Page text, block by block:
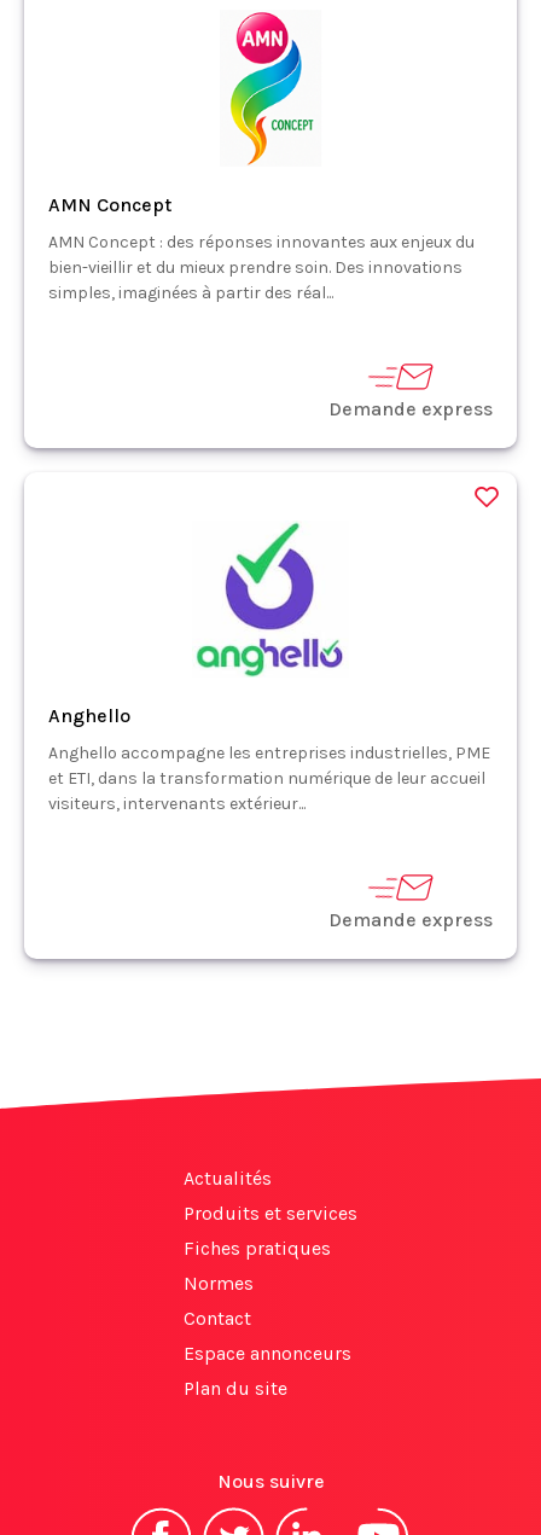
AMN Concept
AMN Concept : des réponses innovantes aux enjeux du
bien-vieillir et du mieux prendre soin. Des innovations
simples, imaginées à partir des réal...
Demande express
Anghello
Anghello accompagne les entreprises industrielles, PME
et ETI, dans la transformation numérique de leur accueil
visiteurs, intervenants extérieur...
Demande express
Actualités
Produits et services
Fiches pratiques
Normes
Contact
Espace annonceurs
Plan du site
Nous suivre